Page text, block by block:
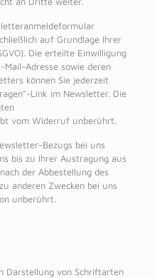
auf Grundlage Ihrer
Die erteilte Einwilligung
Adresse sowie deren
können Sie jederzeit
Link im Newsletter. Die
vom Widerruf unberührt.
Bezugs bei uns
bis zu Ihrer Austragung aus
der Abbestellung des
anderen Zwecken bei uns
unberührt.
Darstellung von Schriftarten